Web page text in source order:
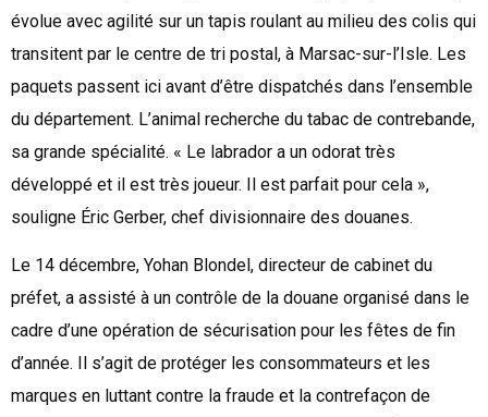
évolue avec agilité sur un tapis roulant au milieu des colis qui
transitent par le centre de tri postal, à Marsac-sur-l’Isle. Les
paquets passent ici avant d’être dispatchés dans l’ensemble
du département. L’animal recherche du tabac de contrebande,
sa grande spécialité. « Le labrador a un odorat très
développé et il est très joueur. Il est parfait pour cela »,
souligne Éric Gerber, chef divisionnaire des douanes.
Le 14 décembre, Yohan Blondel, directeur de cabinet du
préfet, a assisté à un contrôle de la douane organisé dans le
cadre d’une opération de sécurisation pour les fêtes de fin
d’année. Il s’agit de protéger les consommateurs et les
marques en luttant contre la fraude et la contrefaçon de